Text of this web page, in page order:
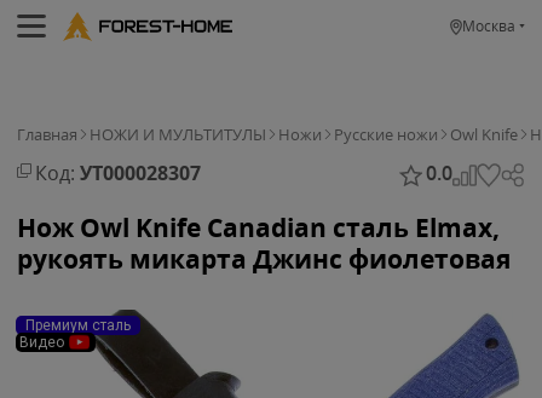
Москва
Главная НОЖИ И МУЛЬТИТУЛЫ Ножи Русские ножи Owl Knife
Код: УТ000028307 0.0
Нож Owl Knife Canadian сталь Elmax,
рукоять микарта Джинс фиолетовая
Премиум сталь
Видео